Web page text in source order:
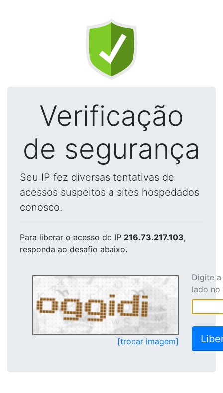
Verificação
de segurança
Seu IP fez diversas tentativas de
acessos suspeitos a sites hospedados
conosco.
Para liberar o acesso do IP 216.73.217.103,
responda ao desafio abaixo.
[trocar imagem]
Digite
lado no